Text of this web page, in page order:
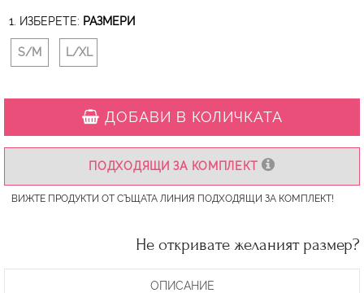
1. ИЗБЕРЕТЕ: РАЗМЕРИ
S/M L/XL
ДОБАВИ В КОЛИЧКАТА
ПОДХОДЯЩИ ЗА КОМПЛЕКТ
ВИЖТЕ ПРОДУКТИ ОТ СЪЩАТА ЛИНИЯ ПОДХОДЯЩИ ЗА КОМПЛЕКТ!
Не откривате желаният размер?
ОПИСАНИЕ